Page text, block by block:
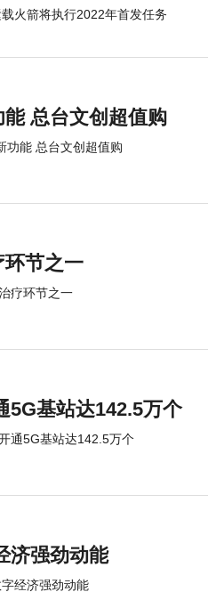
火箭将执行2022年首发任务
总台文创超值购
功能 总台文创超值购
节之一
疗环节之一
5G基站达142.5万个
通5G基站达142.5万个
济强劲动能
经济强劲动能